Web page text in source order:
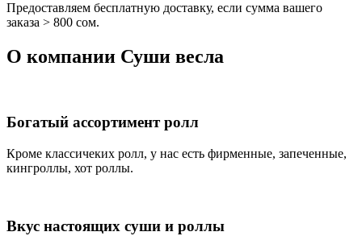
Предоставляем бесплатную доставку, если сумма вашего
заказа > 800 cом.
О компании Суши весла
Богатый ассортимент ролл
Кроме классичеких ролл, у нас есть фирменные, запеченные,
кингроллы, хот роллы.
Вкус настоящих суши и роллы